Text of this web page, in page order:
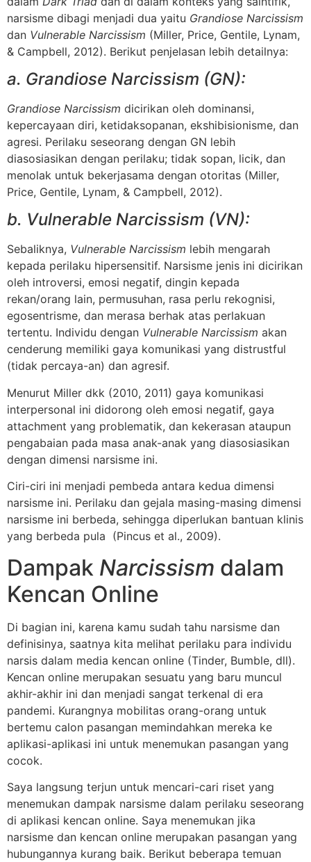
narsisme dibagi menjadi dua yaitu Grandiose Narcissism
dan Vulnerable Narcissism (Miller, Price, Gentile, Lynam,
& Campbell, 2012). Berikut penjelasan lebih detailnya:
a. Grandiose Narcissism (GN):
Grandiose Narcissism dicirikan oleh dominansi,
kepercayaan diri, ketidaksopanan, ekshibisionisme, dan
agresi. Perilaku seseorang dengan GN lebih
diasosiasikan dengan perilaku; tidak sopan, licik, dan
menolak untuk bekerjasama dengan otoritas (Miller,
Price, Gentile, Lynam, & Campbell, 2012).
b. Vulnerable Narcissism (VN):
Sebaliknya, Vulnerable Narcissism lebih mengarah
kepada perilaku hipersensitif. Narsisme jenis ini dicirikan
oleh introversi, emosi negatif, dingin kepada
rekan/orang lain, permusuhan, rasa perlu rekognisi,
egosentrisme, dan merasa berhak atas perlakuan
tertentu. Individu dengan Vulnerable Narcissism akan
cenderung memiliki gaya komunikasi yang distrustful
(tidak percaya-an) dan agresif.
Menurut Miller dkk (2010, 2011) gaya komunikasi
interpersonal ini didorong oleh emosi negatif, gaya
attachment yang problematik, dan kekerasan ataupun
pengabaian pada masa anak-anak yang diasosiasikan
dengan dimensi narsisme ini.
Ciri-ciri ini menjadi pembeda antara kedua dimensi
narsisme ini. Perilaku dan gejala masing-masing dimensi
narsisme ini berbeda, sehingga diperlukan bantuan klinis
yang berbeda pula (Pincus et al., 2009).
Dampak Narcissism dalam
Kencan Online
Di bagian ini, karena kamu sudah tahu narsisme dan
definisinya, saatnya kita melihat perilaku para individu
narsis dalam media kencan online (Tinder, Bumble, dll).
Kencan online merupakan sesuatu yang baru muncul
akhir-akhir ini dan menjadi sangat terkenal di era
pandemi. Kurangnya mobilitas orang-orang untuk
bertemu calon pasangan memindahkan mereka ke
aplikasi-aplikasi ini untuk menemukan pasangan yang
cocok.
Saya langsung terjun untuk mencari-cari riset yang
menemukan dampak narsisme dalam perilaku seseorang
di aplikasi kencan online. Saya menemukan jika
narsisme dan kencan online merupakan pasangan yang
hubungannya kurang baik. Berikut beberapa temuan